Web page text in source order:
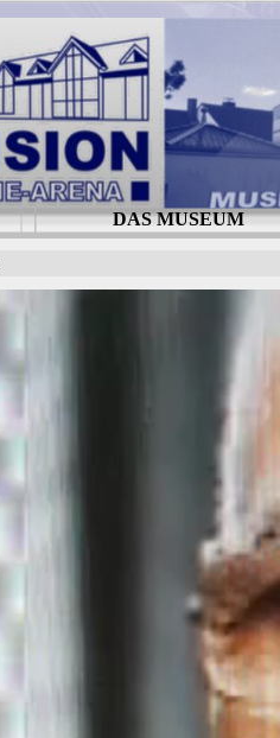
DAS MUSEUM